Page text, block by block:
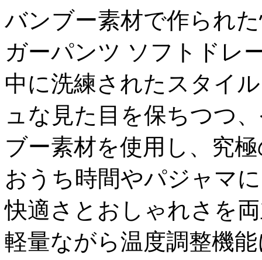
バンブー素材で作られ
ガーパンツ ソフトドレ
中に洗練されたスタイ
ュな見た目を保ちつつ
ブー素材を使用し、究
おうち時間やパジャマ
快適さとおしゃれさを
軽量ながら温度調整機